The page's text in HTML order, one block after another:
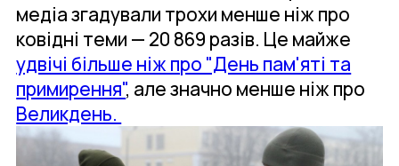
медіа згадували трохи менше ніж про
ковідні теми — 20 869 разів. Це майже
удвічі більше ніж про "День пам'яті та
примирення", але значно менше ніж про
Великдень.